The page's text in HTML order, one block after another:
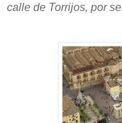
calle de Torrijos, por